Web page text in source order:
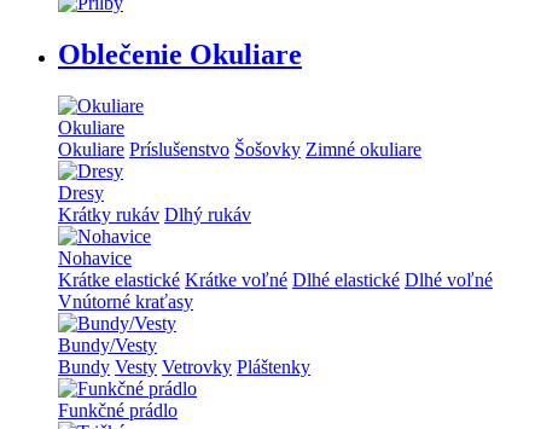
Oblečenie Okuliare
Okuliare
Okuliare Príslušenstvo Šošovky Zimné okuliare
Dresy
Krátky rukáv Dlhý rukáv
Nohavice
Krátke elastické Krátke voľné Dlhé elastické Dlhé voľné
Vnútorné kraťasy
Bundy/Vesty
Bundy Vesty Vetrovky Pláštenky
Funkčné prádlo